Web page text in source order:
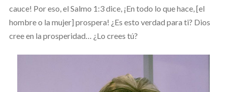
cauce! Por eso, el Salmo 1:3 dice, ¡En todo lo que hace, [el
hombre o la mujer] prospera! ¿Es esto verdad para ti? Dios
cree en la prosperidad… ¿Lo crees tú?